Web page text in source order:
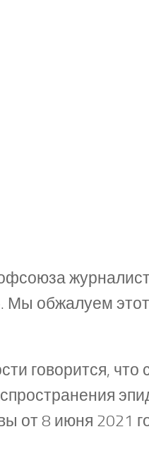
обжалуем
говорится,
от 8 июня 2021